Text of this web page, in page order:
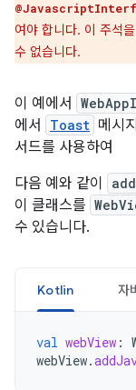
여야 합니다. 이 주석
수 없습니다.
이 예에서
에서
Toast 메시
서드를 사용하여
다음 예와 같이
이 클래스를
수 있습니다.
Kotlin 자
val webView :
webView.